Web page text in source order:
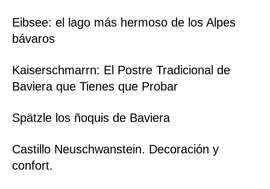
Eibsee: el lago más hermoso de los Alpes
bávaros
Kaiserschmarrn: El Postre Tradicional de
Baviera que Tienes que Probar
Spätzle los ñoquis de Baviera
Castillo Neuschwanstein. Decoración y
confort.